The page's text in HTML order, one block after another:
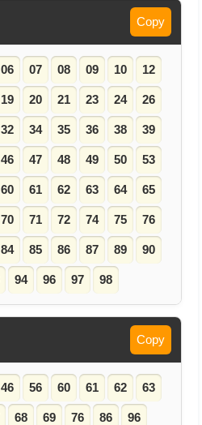
Copy
06 07 08 09 10 12
19 20 21 23 24 26
32 34 35 36 38 39
46 47 48 49 50 53
60 61 62 63 64 65
70 71 72 74 75 76
84 85 86 87 89 90
94 96 97 98
Copy
46 56 60 61 62 63
68 69 76 86 96